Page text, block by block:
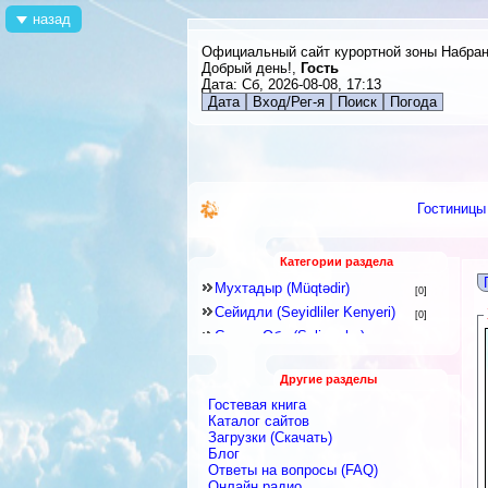
Официальный сайт курортной зоны
Добрый день!, Гость
Дата: Сб, 2026-08-08, 17:13
Дата
Вход/Рег-я Поиск Погода
Гостиницы
Категории раздела
Мухтадыр (Müqtədir) [0]
Сейидли (Seyidliler Kenyeri) [0]
Селим Оба (Səlim oba)
Хурай (Xuray)
Шимали (Şimali)
Ялама (Yalama)
Орта Оба (Orta oba)
Леджет (Ləcət)
Другие разделы
Гостевая книга
Каталог сайтов
Загрузки (Скачать)
Блог
Ответы на вопросы (FAQ)
назад